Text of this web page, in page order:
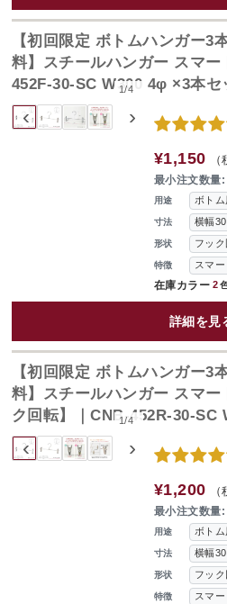
‹ ›
1/4
【初回限定 ボトムハンガー3
料】スチールハンガー スマ
452F-30-SC W300 4φ ×3本セ
用途 ボトム
寸法 横幅
形状 フック
特徴 スマ
在庫カラー 2
¥1,150
最小注文数量
詳細を見
‹ ›
1/4
【初回限定 ボトムハンガー3
料】スチールハンガー スマー
ク回転】｜CNB-452R-30-SC
用途 ボトム
寸法 横幅
形状 フッ
特徴 スマ
¥1,200
最小注文数量